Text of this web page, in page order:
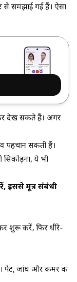
से समझाई गई हैं। ऐसा
देख सकते हैं। अगर
पहचान सकती हैं।
ये भी
इससे मूत्र संबंधी
शुरू करें, फिर धीरे-
पेट, जांघ और कमर की